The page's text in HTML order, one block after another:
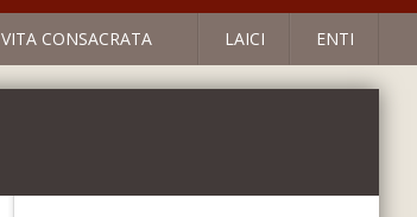
VITA CONSACRATA LAICI ENTI